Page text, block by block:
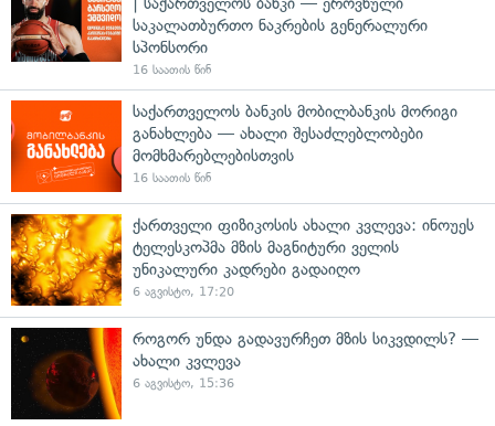
საკალათბურთო ნაკრების გენერალური
სპონსორი
16 საათის წინ
საქართველოს ბანკის მობილბანკის მორიგი
განახლება — ახალი შესაძლებლობები
მომხმარებლებისთვის
16 საათის წინ
ქართველი ფიზიკოსის ახალი კვლევა: ინოუეს
ტელესკოპმა მზის მაგნიტური ველის
უნიკალური კადრები გადაიღო
6 აგვისტო, 17:20
როგორ უნდა გადავურჩეთ მზის სიკვდილს? —
ახალი კვლევა
6 აგვისტო, 15:36